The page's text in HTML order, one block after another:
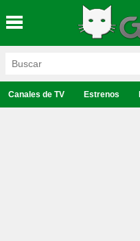
Canales de TV Estrenos